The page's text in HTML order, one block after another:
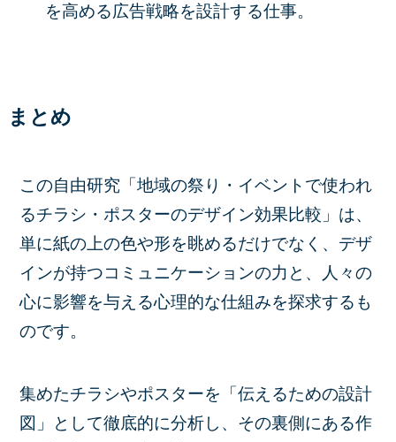
を高める広告戦略を設計する仕事。
まとめ
この自由研究「地域の祭り・イベントで使われ
るチラシ・ポスターのデザイン効果比較」は、
単に紙の上の色や形を眺めるだけでなく、デザ
インが持つコミュニケーションの力と、人々の
心に影響を与える心理的な仕組みを探求するも
のです。
集めたチラシやポスターを「伝えるための設計
図」として徹底的に分析し、その裏側にある作